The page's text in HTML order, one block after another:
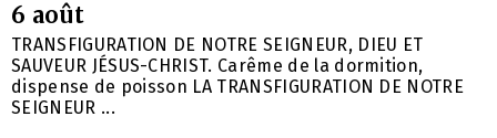
6 août
TRANSFIGURATION DE NOTRE SEIGNEUR, DIEU ET
SAUVEUR JÉSUS-CHRIST. Carême de la dormition,
dispense de poisson LA TRANSFIGURATION DE NOTRE
SEIGNEUR ...